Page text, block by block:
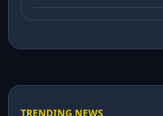
TRENDING NEWS